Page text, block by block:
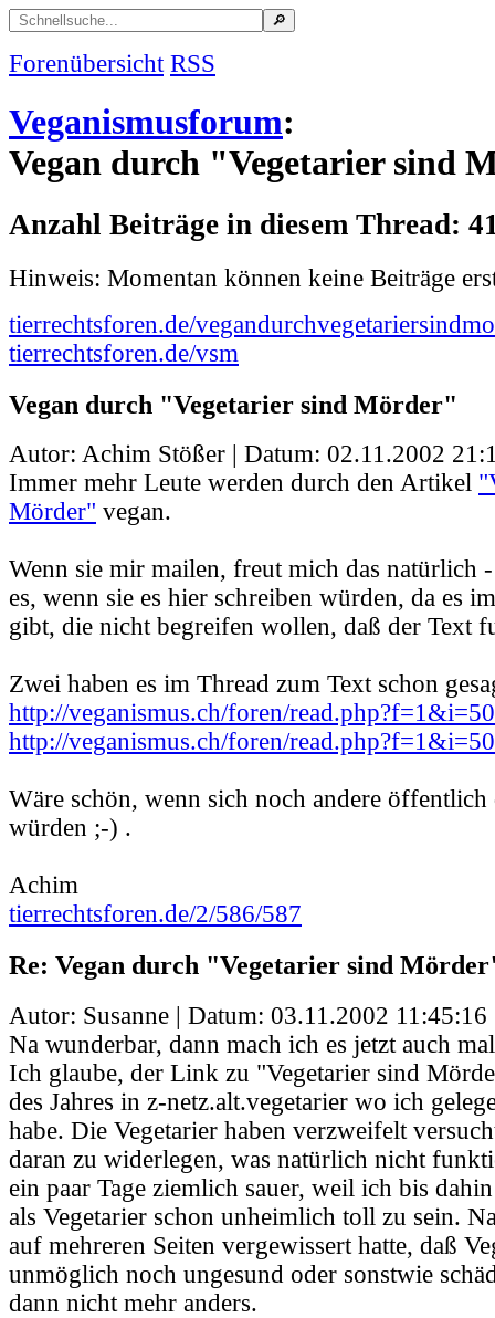
Forenübersicht RSS
Veganismusforum:
Vegan durch "Vegetarier sind
Anzahl Beiträge in diesem Thread:
Hinweis: Momentan können keine Beiträge
tierrechtsforen.de/
tierrechtsforen.de/vsm
Vegan durch "Vegetarier sind Mörder"
Autor: Achim Stößer | Datum: 02.11.2002
Immer mehr Leute werden durch den Artikel
Mörder" vegan.
Wenn sie mir mailen, freut mich das natürlich -
es, wenn sie es hier schreiben würden, da es
gibt, die nicht begreifen wollen, daß der Text
Zwei haben es im Thread zum Text schon
http://veganismus.ch/foren/
http://veganismus.ch/foren/
Wäre schön, wenn sich noch andere öffentlich
würden ;-) .
Achim
tierrechtsforen.de/2/586/587
Re: Vegan durch "Vegetarier sind
Autor: Susanne | Datum: 03.11.2002 11:45:16
Na wunderbar, dann mach ich es jetzt auch
Ich glaube, der Link zu "Vegetarier sind
des Jahres in z-netz.alt.vegetarier wo ich
habe. Die Vegetarier haben verzweifelt
daran zu widerlegen, was natürlich nicht
ein paar Tage ziemlich sauer, weil ich bis
als Vegetarier schon unheimlich toll zu sein.
auf mehreren Seiten vergewissert hatte, daß
unmöglich noch ungesund oder sonstwie
dann nicht mehr anders.